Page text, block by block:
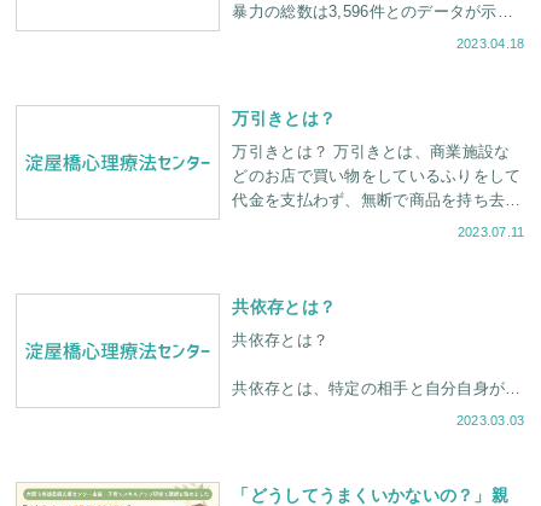
暴力の総数は3,596件とのデータが示さ
れました。なお、暴力の対象は母親が
2023.04.18
万引きとは？
万引きとは？ 万引きとは、商業施設な
どのお店で買い物をしているふりをして
代金を支払わず、無断で商品を持ち去る
犯罪行為のことです。警視庁の統計によ
2023.07.11
共依存とは？
共依存とは？
共依存とは、特定の相手と自分自身が互
いになくてはならない存在になり、両者
2023.03.03
「どうしてうまくいかないの？」親